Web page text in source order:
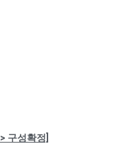
구성확정]